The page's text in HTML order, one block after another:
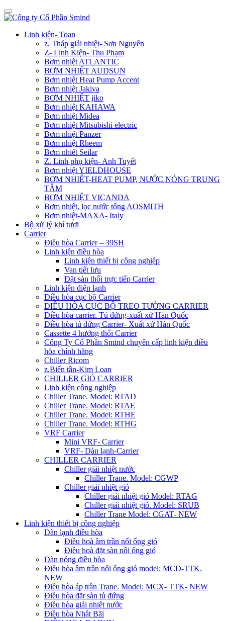
Linh kiện- Toan
z. Tháp giải nhiệt- Sơn Nguyễn
Z- Linh Kiện- Thu Phạm
Bơm nhiệt ATLANTIC
BƠM NHIỆT AUDSUN
Bơm nhiệt Heat Pump Accent
Bơm nhiệt Jakiva
BƠM NHIỆT jiko
Bơm nhiệt KAHAWA
Bơm nhiệt Midea
Bơm nhiệt Mitsubishi electric
Bơm nhiệt Panzer
Bơm nhiệt Rheem
Bơm nhiêt Seilar
Z. Linh phụ kiện- Anh Tuyết
Bơm nhiệt YIELDHOUSE
BƠM NHIÊT-HEAT PUMP, NƯỚC NÓNG TRUNG
TÂM
BƠM NHIỆT VICANDA
Bơm nhiệt, lọc nước tổng AOSMITH
Bơm nhiệt-MAXA- Italy
Bộ xử lý khí tươi
Carrier
Điều hòa Carrier – 39SH
Linh kiện điều hòa
Linh kiện thiết bị công nghiệp
Van tiết lưu
Đặt sàn thổi trực tiếp Carrier
Linh kiện điện lạnh
Điều hòa cục bộ Carrier
ĐIỀU HÒA CỤC BỘ TREO TƯỜNG CARRIER
Điều hòa carrier. Tủ đứng-xuất xứ Hàn Quốc
Điều hòa tủ đứng Carrier- Xuất xứ Hàn Quốc
Cassette 4 hướng thổi Carrier
Công Ty Cổ Phần Smind chuyên cấp linh kiện điều
hòa chính hãng
Chiller Ricom
z.Biến tần-Kim Loan
CHILLER GIÓ CARRIER
Linh kiện công nghiệp
Chiller Trane. Model: RTAD
Chiller Trane. Model: RTAE
Chiller Trane. Model: RTHE
Chiller Trane. Model: RTHG
VRF Carrier
Mini VRF- Carrier
VRF- Dàn lạnh-Carrier
CHILLER CARRIER
Chiller giải nhiệt nước
Chiller Trane. Model: CGWP
Chiller giải nhiệt gió
Chiller giải nhiệt gió Model: RTAG
Chiller giải nhiệt gió. Model: SRUB
Chiller Trane Model: CGAT- NEW
Linh kiện thiết bị công nghiệp
Dàn lạnh điều hòa
Điều hoà âm trần nối ống gió
Điều hoà đặt sàn nối ống gió
Dàn nóng điều hòa
Điều hòa âm trần nối ống gió model: MCD-TTK.
NEW
Điều hòa áp trần Trane. Model: MCX- TTK- NEW
Điều hòa đặt sàn tủ đứng
Điều hòa giải nhiệt nước
Điều hòa Nhật Bãi